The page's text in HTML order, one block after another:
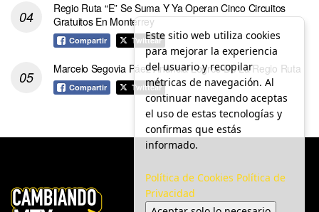
Regio Ruta “E” Se Suma Y Ya Operan Cinco Circuitos
Gratuitos En Monterrey
Compartir Twittear
Marcelo Segovia Páez Anuncia Logros De La Regio Ruta
Compartir Twittear
Este sitio web utiliza cookies
para mejorar la experiencia
del usuario y recopilar
métricas de navegación. Al
continuar navegando aceptas
el uso de estas tecnologías y
confirmas que estás
informado.
Política de Cookies Política de
Privacidad